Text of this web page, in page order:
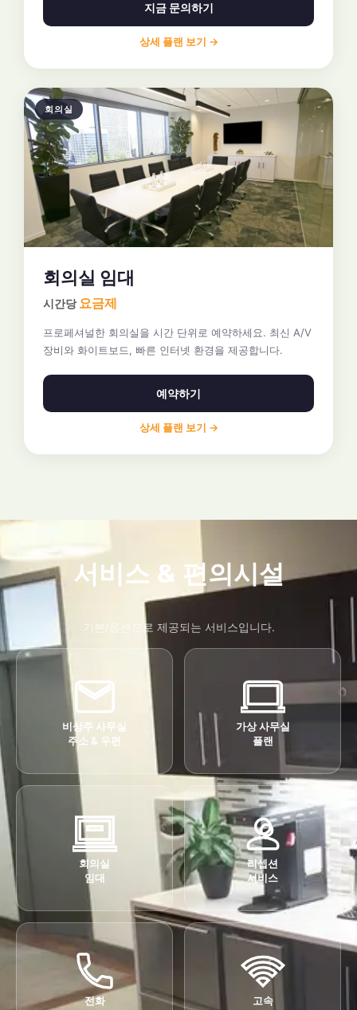
지금 문의하기
상세 플랜 보기 →
회의실
회의실 임대
시간당요금제
프로페셔널한 회의실을 시간 단위로 예약하세요. 최신 A/V
장비와 화이트보드, 빠른 인터넷 환경을 제공합니다.
예약하기
상세 플랜 보기 →
서비스 & 편의시설
기본/옵션으로 제공되는 서비스입니다.
비상주 사무실
주소 & 우편
가상 사무실
플랜
회의실
임대
리셉션
서비스
전화
고속